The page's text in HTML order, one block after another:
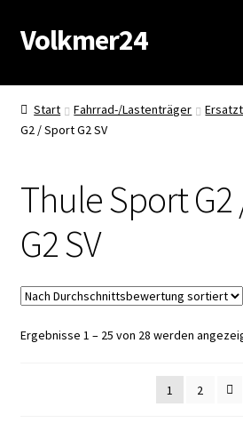
Zur
Navigation
Zum
Inhalt
Volkmer24
Start
AGB
Start Fahrrad-/Lastenträger
G2 / Sport G2 SV
Thule Sport
G2 SV
Ergebnisse 1 – 25 von 28 werden
1
2